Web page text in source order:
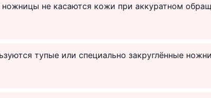
ножницы не касаются кожи при аккуратном
тупые или специально закруглённые